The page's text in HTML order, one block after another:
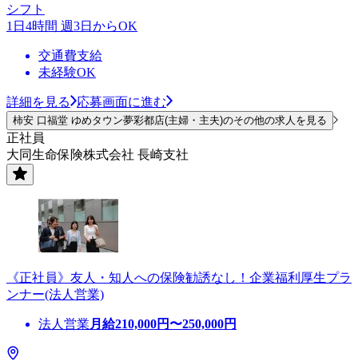
シフト
1日4時間 週3日からOK
交通費支給
未経験OK
詳細を見る 応募画面に進む
柿安 口福堂 ゆめタウン夢彩都店(主婦・主夫)のその他の求人を見る
正社員
大同生命保険株式会社 長崎支社
《正社員》友人・知人への保険勧誘なし！企業福利厚生プラ
ンナー(法人営業)
法人営業 月給210,000円〜250,000円